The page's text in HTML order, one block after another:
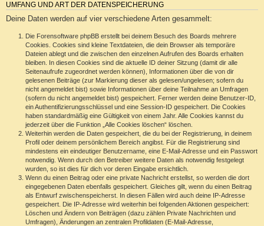
UMFANG UND ART DER DATENSPEICHERUNG
Deine Daten werden auf vier verschiedene Arten gesammelt:
Die Forensoftware phpBB erstellt bei deinem Besuch des Boards mehrere
Cookies. Cookies sind kleine Textdateien, die dein Browser als temporäre
Dateien ablegt und die zwischen den einzelnen Aufrufen des Boards erhalten
bleiben. In diesen Cookies sind die aktuelle ID deiner Sitzung (damit dir alle
Seitenaufrufe zugeordnet werden können), Informationen über die von dir
gelesenen Beiträge (zur Markierung dieser als gelesen/ungelesen; sofern du
nicht angemeldet bist) sowie Informationen über deine Teilnahme an Umfragen
(sofern du nicht angemeldet bist) gespeichert. Ferner werden deine Benutzer-ID,
ein Authentifizierungsschlüssel und eine Session-ID gespeichert. Die Cookies
haben standardmäßig eine Gültigkeit von einem Jahr. Alle Cookies kannst du
jederzeit über die Funktion „Alle Cookies löschen“ löschen.
Weiterhin werden die Daten gespeichert, die du bei der Registrierung, in deinem
Profil oder deinem persönlichem Bereich angibst. Für die Registrierung sind
mindestens ein eindeutiger Benutzername, eine E-Mail-Adresse und ein Passwort
notwendig. Wenn durch den Betreiber weitere Daten als notwendig festgelegt
wurden, so ist dies für dich vor deren Eingabe ersichtlich.
Wenn du einen Beitrag oder eine private Nachricht erstellst, so werden die dort
eingegebenen Daten ebenfalls gespeichert. Gleiches gilt, wenn du einen Beitrag
als Entwurf zwischenspeicherst. In diesen Fällen wird auch deine IP-Adresse
gespeichert. Die IP-Adresse wird weiterhin bei folgenden Aktionen gespeichert:
Löschen und Ändern von Beiträgen (dazu zählen Private Nachrichten und
Umfragen), Änderungen an zentralen Profildaten (E-Mail-Adresse,